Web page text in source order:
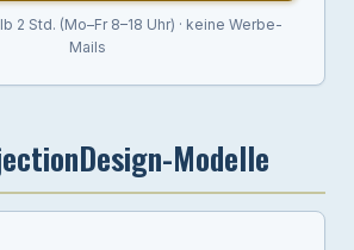
2 Std. (Mo–Fr 8–18 Uhr) · keine Werbe-
Mails
Modelle